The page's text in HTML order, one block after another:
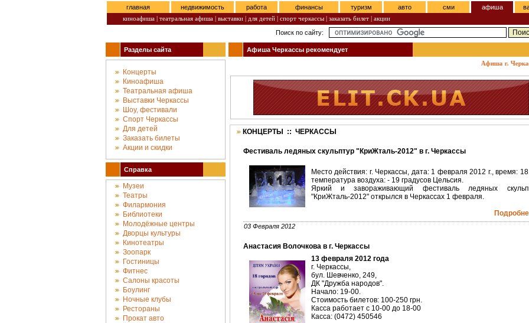
главная недвижимость работа финансы туризм авто сми афиша
киноафиша | театральная афиша | выставки | для детей | спорт черкассы | заказать билет | акции
Поиск по сайту:
Разделы сайта
Концерты
Киноафиша
Театральная афиша
Выставки Черкассы
Шоу, фестивали
Спорт Черкассы
Для детей
Заказать билеты
Акции и скидки
Справка
Музеи
Театры
Филармония
Библиотеки
Молодёжные центры
Дворцы культуры
Кинотеатры
Зоопарк
Гостиницы
Фитнес
Салоны красоты
Боулинг
Ночные клубы
Рестораны
Прокат авто
Афиша Черкассы рекомендует
Афиша г.
КОНЦЕРТЫ :: ЧЕРКАССЫ
Фестиваль ледяных скульптур "КриЖталь-2012" в г. Черкассы
Место действия: г. Черкассы, дата: 1 февраля 2012 г., время:
температура воздуха: - 19 градусов Цельсия.
Яркий и завораживающий фестиваль ледяных
"КриЖталь-2012" открылся в Черкассах 1 февраля.
03 Февраля 2012
Анастасия Волочкова в г. Черкассы
13 февраля 2012 года
г. Черкассы,
бул. Шевченко, 249,
ДК "Дружба народов".
Начало: 19-00.
Стоимость билетов: 100-250 грн.
Касса работает с 10-00 до 18-00
Касса: (0472) 450546